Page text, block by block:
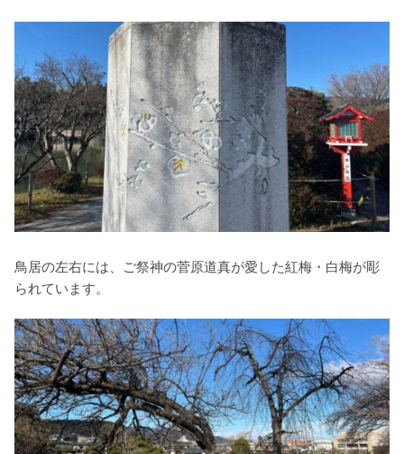
鳥居の左右には、ご祭神の菅原道真が愛した紅梅・白梅が彫
られています。